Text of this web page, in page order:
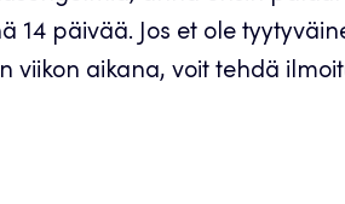
14 päivää. Jos et ole
viikon aikana, voit tehdä